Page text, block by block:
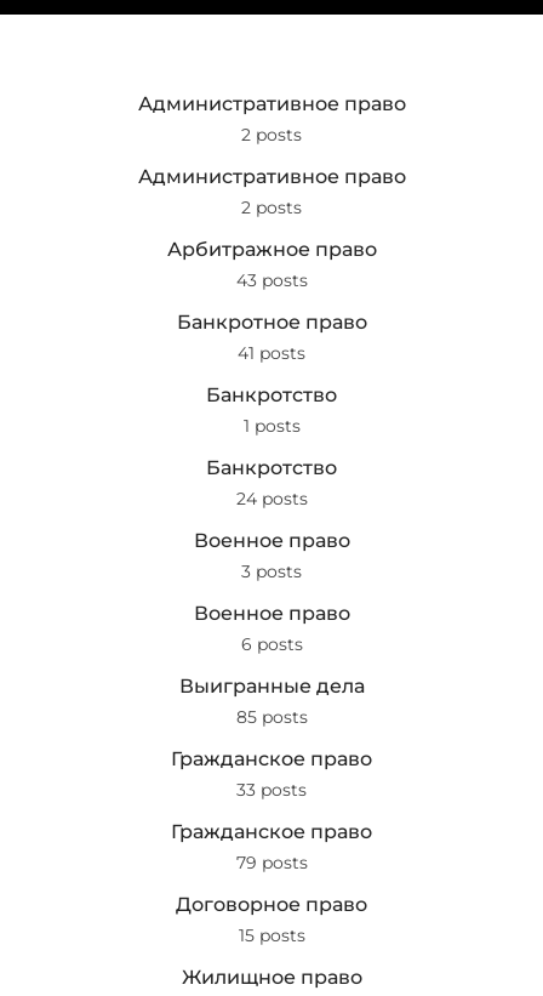
Административное право
2 posts
Административное право
2 posts
Арбитражное право
43 posts
Банкротное право
41 posts
Банкротство
1 posts
Банкротство
24 posts
Военное право
3 posts
Военное право
6 posts
Выигранные дела
85 posts
Гражданское право
33 posts
Гражданское право
79 posts
Договорное право
15 posts
Жилищное право